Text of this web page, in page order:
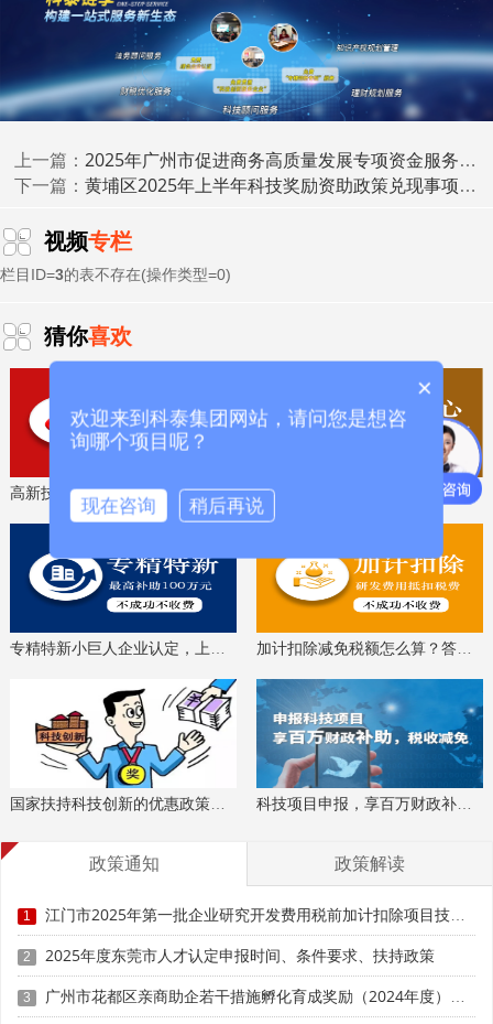
请、研发费用加计扣除、两化融合贯标 认证、科技型中小企
业评价入库、创新创业大赛、专利奖、科学技术奖、科技成
果评价、科技成果转化等服务。关注【科小泰】公众号，及
时获取最新科技项目资讯！
上一篇： 2025年广州市促进商务高质量发展专项资金服务贸易专题入库项目安排计划（天河区）的公示
下一篇：黄埔区2025年上半年科技奖励资助政策兑现事项审核结果的公示
视频专栏
栏目ID=3的表不存在(操作类型=0)
猜你喜欢
高新技术企业认定，免费评估，通过后再收费 省工程技术研究中心，专业申报、指导培训
加计扣除减免税额怎么算？答疑解惑、咨询培训
国家扶持科技创新的优惠政策，索取资料、解读政策 科技项目申报，享百万财政补贴，减免40%所得税
政策通知 政策解读
1 江门市2025年第一批企业研究开发费用税前加计扣除项目技术鉴定申报时间、条件要求
2 2025年度东莞市人才认定申报时间、条件要求、扶持政策
3 广州市花都区亲商助企若干措施孵化育成奖励（2024年度）申报时间、条件要求、补助奖励
×
欢迎来到科泰集团网站，请问您是想咨
询哪个项目呢？
现在咨询 稍后再说